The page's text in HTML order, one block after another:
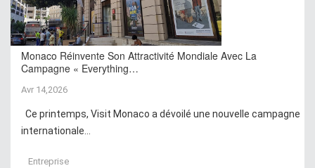
Monaco Réinvente Son Attractivité Mondiale Avec La
Campagne « Everything…
Avr 14,2026
Ce printemps, Visit Monaco a dévoilé une nouvelle campagne
internationale...
Entreprise